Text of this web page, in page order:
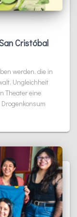
Cristóbal
werden, die in
Ungleichheit
Theater eine